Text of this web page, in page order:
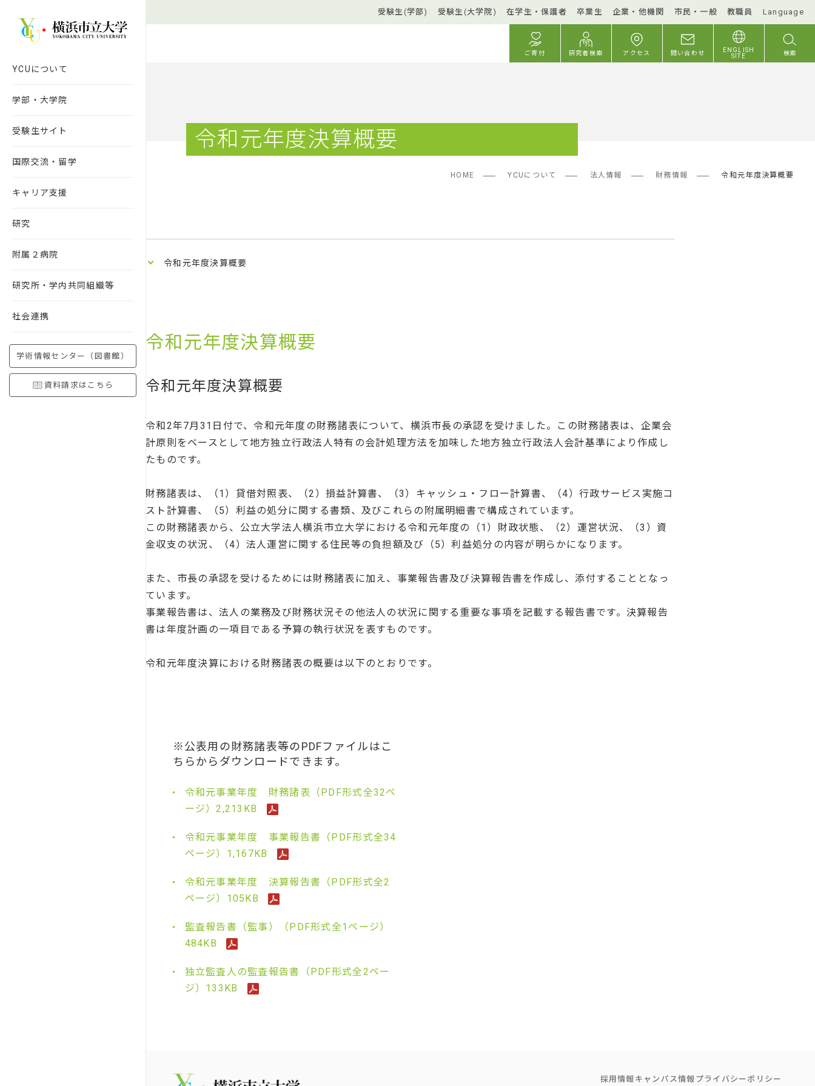
YCUについて
学部・大学院
受験生サイト
国際交流・留学
キャリア支援
研究
附属２病院
研究所・学内共同組織等
社会連携
学術情報センター（図書館）
資料請求はこちら
受験生(学部) 受験生(大学院) 在学生・保護者 卒業生 企業・他機関 市民・一般 教職員 Language
ご寄付 研究者検索 アクセス 問い合わせ
ENGLISH
SITE
検索
令和元年度決算概要
HOME YCUについて 法人情報 財務情報 令和元年度決算概要
令和元年度決算概要
令和元年度決算概要
令和元年度決算概要
令和2年7月31日付で、令和元年度の財務諸表について、横浜市長の承認を受けました。この財務諸表は、企業会
計原則をベースとして地方独立行政法人特有の会計処理方法を加味した地方独立行政法人会計基準により作成し
たものです。
財務諸表は、（1）貸借対照表、（2）損益計算書、（3）キャッシュ・フロー計算書、（4）行政サービス実施コ
スト計算書、（5）利益の処分に関する書類、及びこれらの附属明細書で構成されています。
この財務諸表から、公立大学法人横浜市立大学における令和元年度の（1）財政状態、（2）運営状況、（3）資
金収支の状況、（4）法人運営に関する住民等の負担額及び（5）利益処分の内容が明らかになります。
また、市長の承認を受けるためには財務諸表に加え、事業報告書及び決算報告書を作成し、添付することとなっ
ています。
事業報告書は、法人の業務及び財務状況その他法人の状況に関する重要な事項を記載する報告書です。決算報告
書は年度計画の一項目である予算の執行状況を表すものです。
令和元年度決算における財務諸表の概要は以下のとおりです。
※公表用の財務諸表等のPDFファイルはこ
ちらからダウンロードできます。
令和元事業年度 財務諸表（PDF形式全32ペ
ージ）2,213KB
令和元事業年度 事業報告書（PDF形式全34
ページ）1,167KB
令和元事業年度 決算報告書（PDF形式全2
ページ）105KB
監査報告書（監事）（PDF形式全1ページ）
484KB
独立監査人の監査報告書（PDF形式全2ペー
ジ）133KB
採用情報キャンパス情報プライバシーポリシー